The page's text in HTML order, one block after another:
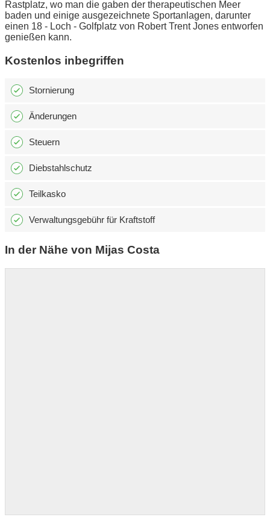
Rastplatz, wo man die gaben der therapeutischen Meer
baden und einige ausgezeichnete Sportanlagen, darunter
einen 18 - Loch - Golfplatz von Robert Trent Jones entworfen
genießen kann.
Kostenlos inbegriffen
Stornierung
Änderungen
Steuern
Diebstahlschutz
Teilkasko
Verwaltungsgebühr für Kraftstoff
In der Nähe von Mijas Costa